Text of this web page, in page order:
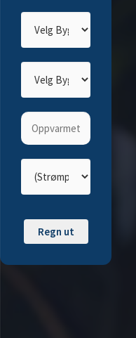
Regn ut
o
g du vil
også få
tilsendt
resultatet til
din e-post
oren på